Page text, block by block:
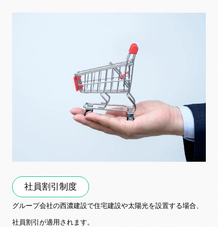
社員割引制度
グループ会社の西濃建設で住宅建設や太陽光を設置する場合、
社員割引が適用されます。